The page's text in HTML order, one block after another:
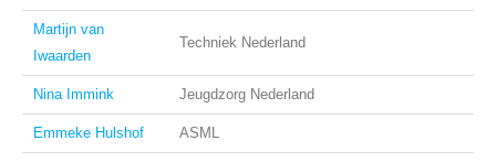
Martijn van
Iwaarden
Techniek Nederland
Nina Immink Jeugdzorg Nederland
Emmeke Hulshof ASML